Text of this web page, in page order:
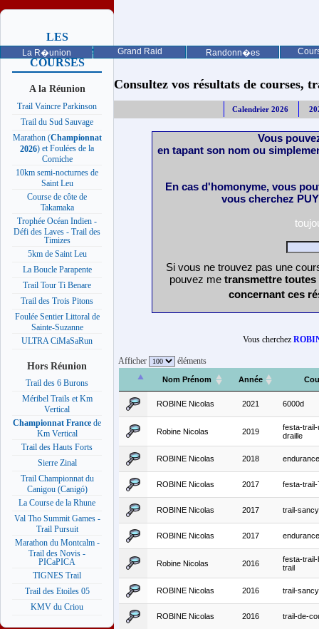
La R�union Grand Raid Randonn�es
LES
PROCHAINES
COURSES
A la Réunion
Trail Vaincre Parkinson
Trail du Sud Sauvage
Marathon (Championnat
2026) et Foulées de la
Corniche
10km semi-nocturnes de
Saint Leu
Course de côte de
Takamaka
Trophée Océan Indien -
Défi des Laves - Trail des
Timizes
5km de Saint Leu
La Boucle Parapente
Trail Tour Ti Benare
Trail des Trois Pitons
Foulée Sentier Littoral de
Sainte-Suzanne
ULTRA CiMaSaRun
Hors Réunion
Trail des 6 Burons
Méribel Trails et Km
Vertical
Championnat France de
Km Vertical
Trail des Hauts Forts
Sierre Zinal
Trail Championnat du
Canigou (Canigó)
La Course de la Rhune
Val Tho Summit Games -
Trail Pursuit
Marathon du Montcalm -
Trail des Novis -
PICaPICA
TIGNES Trail
Trail des Etoiles 05
KMV du Criou
Consultez vos résultats de courses,
Calendrier 2026
Vous
en tapant son nom ou
En cas d'homonyme, vous
vous cherchez
Si vous ne trouvez pas une
pouvez me transmettre
concernant ces
Vous cherchez
Afficher éléments
Nom Prénom Année
ROBINE Nicolas 2021 6000d
Robine Nicolas 2019
festa-trail-
draille
ROBINE Nicolas 2018
ROBINE Nicolas 2017 festa-
ROBINE Nicolas 2017 trail-
ROBINE Nicolas 2017
Robine Nicolas 2016
festa-
trail
ROBINE Nicolas 2016 trail-
ROBINE Nicolas 2016 trail-de-